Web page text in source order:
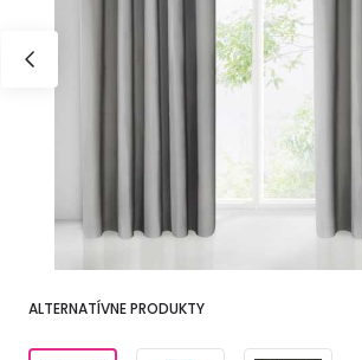
ALTERNATÍVNE PRODUKTY